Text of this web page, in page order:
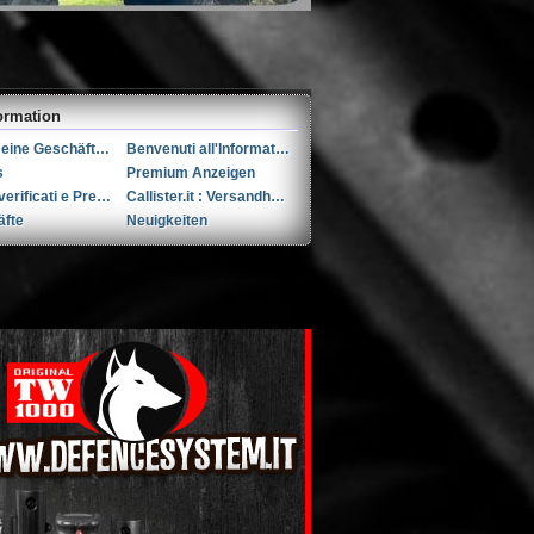
Allgemeine Geschäftsbedingungen (AGB)s
Benvenuti all'Informativa sulla Privacy
Premium Anzeigen
Utenti verificati e Premium
Callister.it : Versandhandel seit 2002
Neuigkeiten